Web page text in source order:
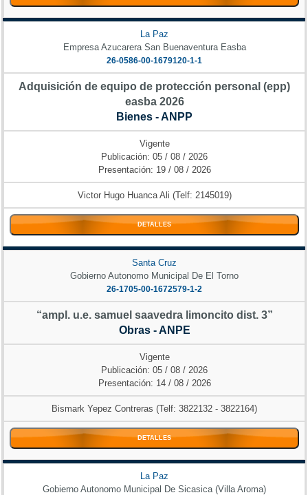
La Paz
Empresa Azucarera San Buenaventura Easba
26-0586-00-1679120-1-1
Adquisición de equipo de protección personal (epp)
easba 2026
Bienes - ANPP
Vigente
Publicación: 05 / 08 / 2026
Presentación: 19 / 08 / 2026
Victor Hugo Huanca Ali (Telf: 2145019)
DETALLES
Santa Cruz
Gobierno Autonomo Municipal De El Torno
26-1705-00-1672579-1-2
“ampl. u.e. samuel saavedra limoncito dist. 3”
Obras - ANPE
Vigente
Publicación: 05 / 08 / 2026
Presentación: 14 / 08 / 2026
Bismark Yepez Contreras (Telf: 3822132 - 3822164)
DETALLES
La Paz
Gobierno Autonomo Municipal De Sicasica (Villa Aroma)